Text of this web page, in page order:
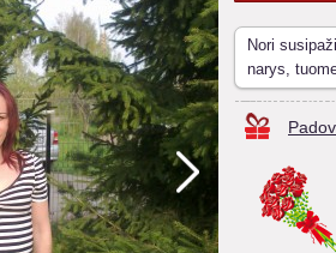
Nori
narys,